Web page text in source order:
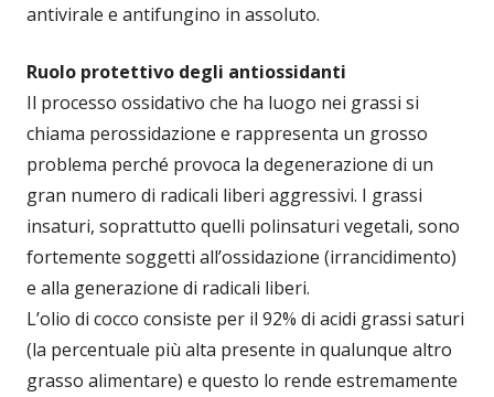
antivirale e antifungino in assoluto.
Ruolo protettivo degli antiossidanti
Il processo ossidativo che ha luogo nei grassi si
chiama perossidazione e rappresenta un grosso
problema perché provoca la degenerazione di un
gran numero di radicali liberi aggressivi. I grassi
insaturi, soprattutto quelli polinsaturi vegetali, sono
fortemente soggetti all’ossidazione (irrancidimento)
e alla generazione di radicali liberi.
L’olio di cocco consiste per il 92% di acidi grassi saturi
(la percentuale più alta presente in qualunque altro
grasso alimentare) e questo lo rende estremamente